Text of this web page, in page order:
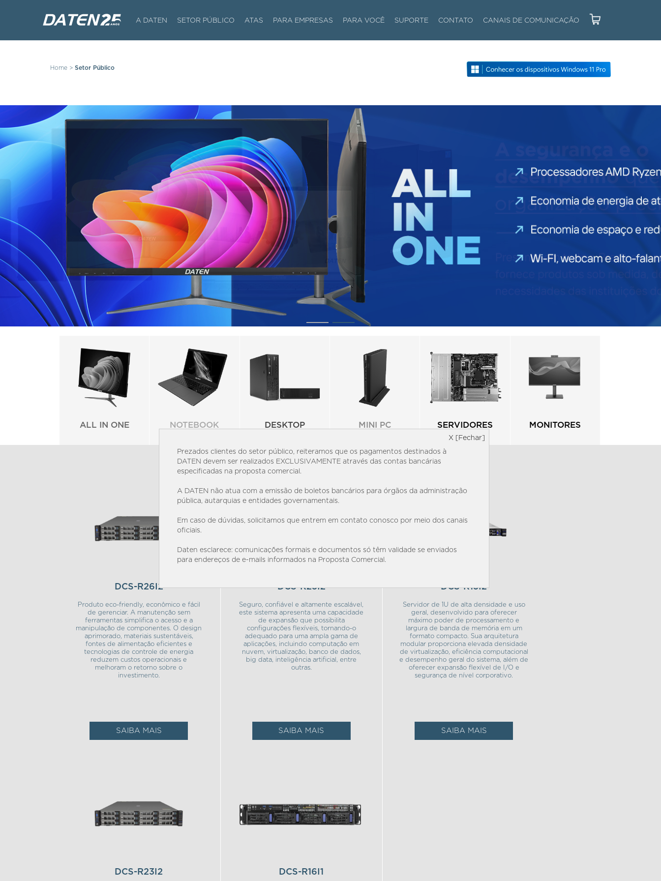
A DATEN SETOR PÚBLICO ATAS PARA EMPRESAS PARA VOCÊ SUPORTE CONTATO CANAIS DE COMUNICAÇÃO
X [Fechar]
Prezados clientes do setor público, reiteramos que os pagamentos destinados à
DATEN devem ser realizados EXCLUSIVAMENTE através das contas bancárias
especificadas na proposta comercial.
A DATEN não atua com a emissão de boletos bancários para órgãos da administração
pública, autarquias e entidades governamentais.
Em caso de dúvidas, solicitamos que entrem em contato conosco por meio dos canais
oficiais.
Daten esclarece: comunicações formais e documentos só têm validade se enviados
para endereços de e-mails informados na Proposta Comercial.
Home > Setor Público
ALL IN ONE NOTEBOOK DESKTOP MINI PC SERVIDORES MONITORES
DCS-R26I2
Produto eco-friendly, econômico e fácil
de gerenciar. A manutenção sem
ferramentas simplifica o acesso e a
manipulação de componentes. O design
aprimorado, materiais sustentáveis,
fontes de alimentação eficientes e
tecnologias de controle de energia
reduzem custos operacionais e
melhoram o retorno sobre o
investimento.
SAIBA MAIS
DCS-R25I2
Seguro, confiável e altamente escalável,
este sistema apresenta uma capacidade
de expansão que possibilita
configurações flexíveis, tornando-o
adequado para uma ampla gama de
aplicações, incluindo computação em
nuvem, virtualização, banco de dados,
big data, inteligência artificial, entre
outras.
SAIBA MAIS
DCS-R15I2
Servidor de 1U de alta densidade e uso
geral, desenvolvido para oferecer
máximo poder de processamento e
largura de banda de memória em um
formato compacto. Sua arquitetura
modular proporciona elevada densidade
de virtualização, eficiência computacional
e desempenho geral do sistema, além de
oferecer expansão flexível de I/O e
segurança de nível corporativo.
SAIBA MAIS
DCS-R23I2 DCS-R16I1